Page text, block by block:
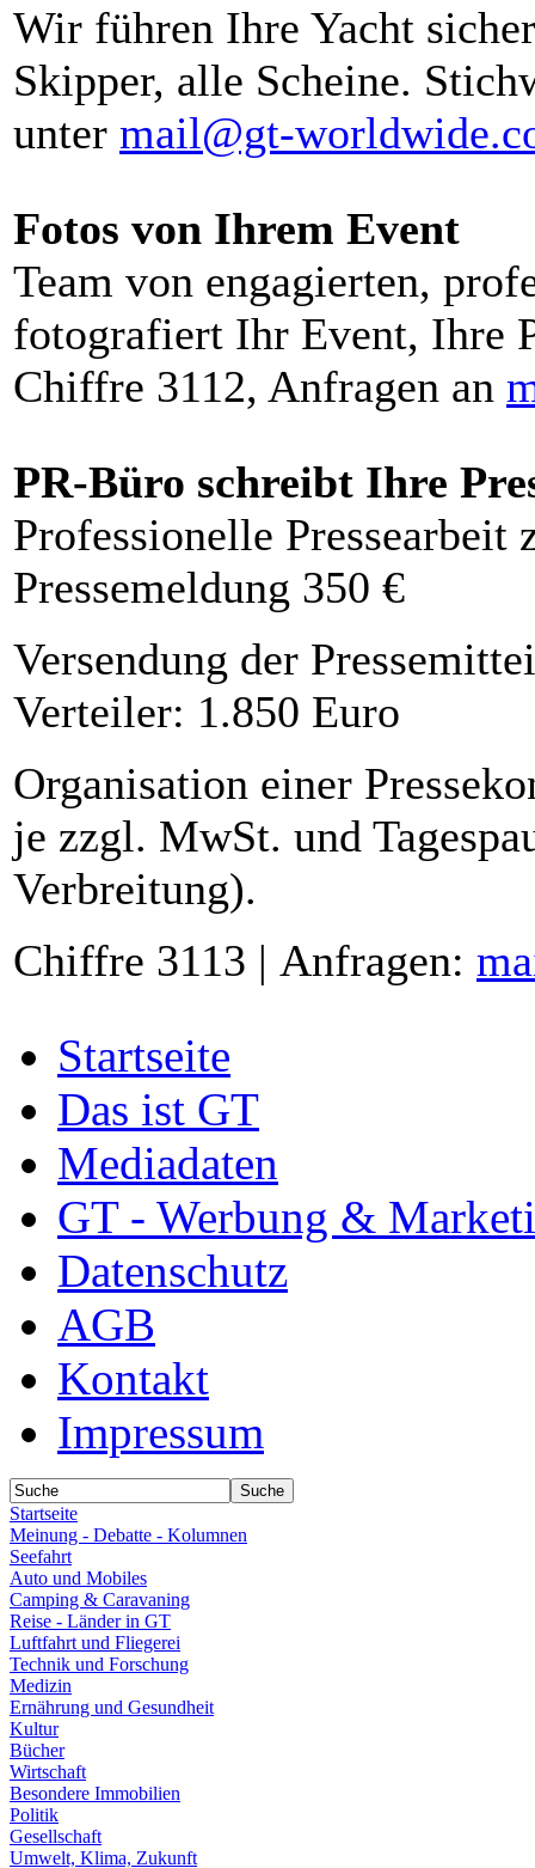
Wir führen Ihre Yacht
Skipper, alle Scheine.
unter mail@gt-
Fotos von Ihrem Event
Team von engagierten,
fotografiert Ihr Event, Ihre
Chiffre 3112, Anfragen an
PR-Büro schreibt Ihre
Professionelle Pressearbeit
Pressemeldung 350 €
Versendung der
Verteiler: 1.850 Euro
Organisation einer
je zzgl. MwSt. und
Verbreitung).
Chiffre 3113 | Anfragen:
Startseite
Das ist GT
Mediadaten
GT - Werbung &
Datenschutz
AGB
Kontakt
Impressum
Startseite
Meinung - Debatte - Kolumnen
Seefahrt
Auto und Mobiles
Camping & Caravaning
Reise - Länder in GT
Luftfahrt und Fliegerei
Technik und Forschung
Medizin
Ernährung und Gesundheit
Kultur
Bücher
Wirtschaft
Besondere Immobilien
Politik
Gesellschaft
Umwelt, Klima, Zukunft